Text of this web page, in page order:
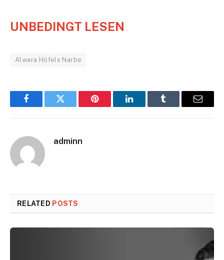
UNBEDINGT LESEN
Alwara Höfels Narbe
FacebookTwitter Pinterest LinkedInTumblr Email
adminn
RELATED POSTS